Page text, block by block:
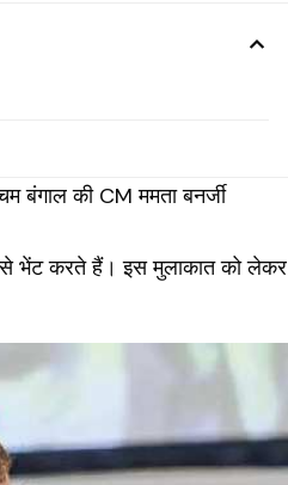
बंगाल की CM ममता बनर्जी
भेंट करते हैं। इस मुलाकात को लेकर